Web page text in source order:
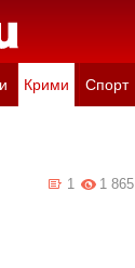
Крими Спорт
1 865
1